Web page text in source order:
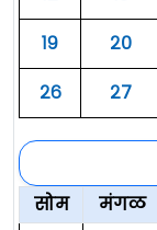
१९
२०
२६
२७
सोम
मंगळ